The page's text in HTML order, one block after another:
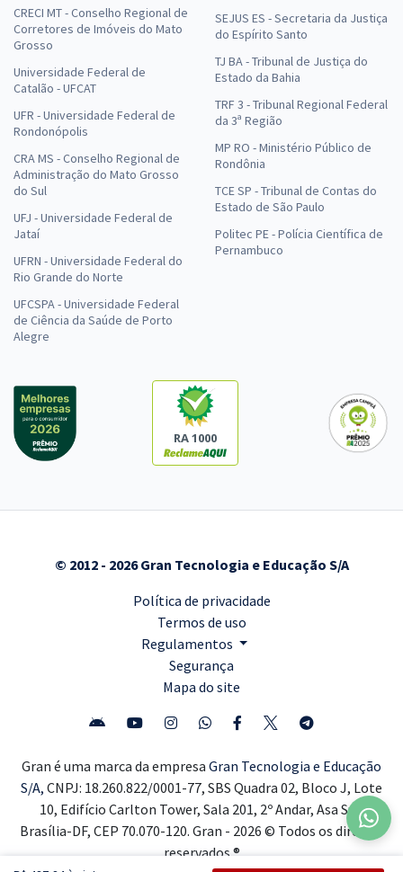
CRECI MT - Conselho Regional de
Corretores de Imóveis do Mato
Grosso
Universidade Federal de
Catalão - UFCAT
UFR - Universidade Federal de
Rondonópolis
CRA MS - Conselho Regional de
Administração do Mato Grosso
do Sul
UFJ - Universidade Federal de
Jataí
UFRN - Universidade Federal do
Rio Grande do Norte
UFCSPA - Universidade Federal
de Ciência da Saúde de Porto
Alegre
SEJUS ES - Secretaria da Justiça
do Espírito Santo
TJ BA - Tribunal de Justiça do
Estado da Bahia
TRF 3 - Tribunal Regional Federal
da 3ª Região
MP RO - Ministério Público de
Rondônia
TCE SP - Tribunal de Contas do
Estado de São Paulo
Politec PE - Polícia Científica de
Pernambuco
RA 1000
© 2012 - 2026 Gran Tecnologia e Educação S/A
Política de privacidade
Termos de uso
Regulamentos
Segurança
Mapa do site
Gran é uma marca da empresa Gran Tecnologia e Educação
S/A, CNPJ: 18.260.822/0001-77, SBS Quadra 02, Bloco J, Lote
10, Edifício Carlton Tower, Sala 201, 2º Andar, Asa Sul,
Brasília-DF, CEP 70.070-120. Gran - 2026 © Todos os direitos
reservados ®